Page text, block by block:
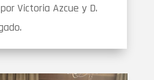
Victoria Azcue y D.